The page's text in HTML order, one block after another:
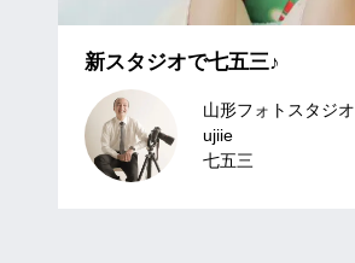
新スタジオで七五三♪
山形フォトスタジオ
ujiie
七五三